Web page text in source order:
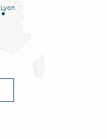
Lyon